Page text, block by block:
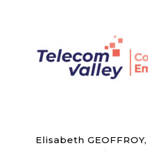
Elisabeth